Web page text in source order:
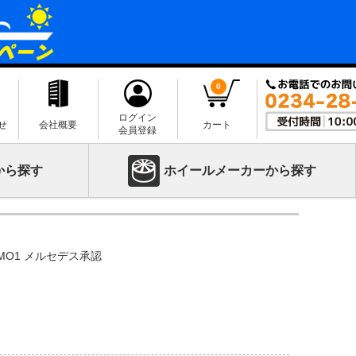
会社概要
ログイン
会員登録
0
カート
ら探す ホイールメーカーから探す
メルセデス承認